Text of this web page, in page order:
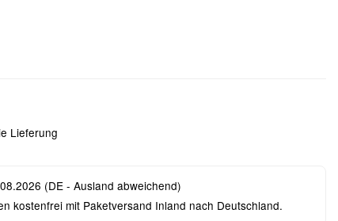
Lieferung
(DE - Ausland abweichend)
kostenfrei mit Paketversand Inland nach Deutschland.